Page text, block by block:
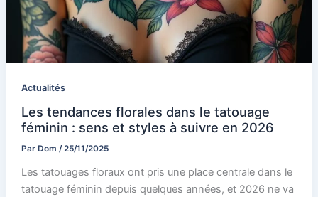
Actualités
Les tendances florales dans le tatouage
féminin : sens et styles à suivre en 2026
Par Dom /25/11/2025
Les tatouages floraux ont pris une place centrale dans le
tatouage féminin depuis quelques années, et 2026 ne va